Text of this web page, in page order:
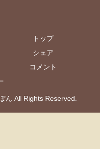
トップ
シェア
コメント
ん All Rights Reserved.